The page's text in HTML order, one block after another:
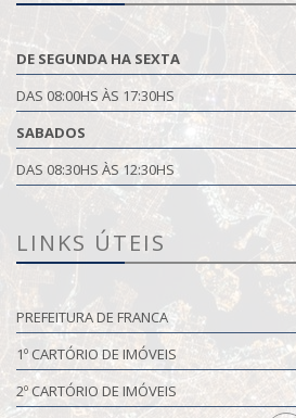
DE SEGUNDA HA SEXTA
DAS 08:00HS ÀS 17:30HS
SABADOS
DAS 08:30HS ÀS 12:30HS
LINKS ÚTEIS
PREFEITURA DE FRANCA
1º CARTÓRIO DE IMÓVEIS
2º CARTÓRIO DE IMÓVEIS